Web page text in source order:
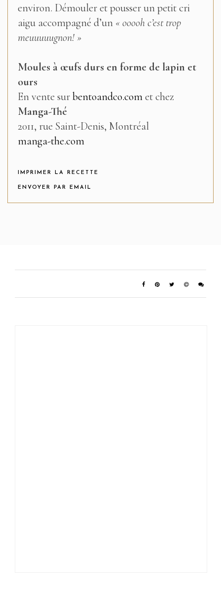
environ. Démouler et pousser un petit cri
aigu accompagné d’un « ooooh c’est trop
meuuuuugnon! »
Moules à œufs durs en forme de lapin et
ours
En vente surbentoandco.comet chez
Manga-Thé
2011, rue Saint-Denis, Montréal
manga-the.com
IMPRIMER LA RECETTE
ENVOYER PAR EMAIL